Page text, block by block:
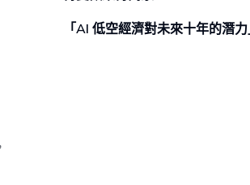
「AI 低空經濟對未來⼗年的潛